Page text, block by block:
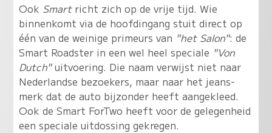
Ook Smartricht zich op de vrije tijd. Wie
binnenkomt via de hoofdingang stuit direct op
één van de weinige primeurs van "het Salon": de
Smart Roadster in een wel heel speciale "Von
Dutch"uitvoering. Die naam verwijst niet naar
Nederlandse bezoekers, maar naar het jeans-
merk dat de auto bijzonder heeft aangekleed.
Ook de Smart ForTwo heeft voor de gelegenheid
een speciale uitdossing gekregen.